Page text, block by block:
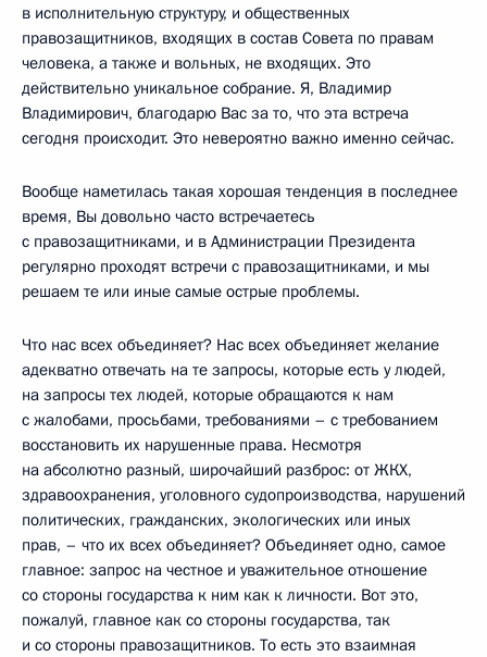
в исполнительную структуру, и общественных
правозащитников, входящих в состав Совета по правам
человека, а также и вольных, не входящих. Это
действительно уникальное собрание. Я, Владимир
Владимирович, благодарю Вас за то, что эта встреча
сегодня происходит. Это невероятно важно именно сейчас.
Вообще наметилась такая хорошая тенденция в последнее
время, Вы довольно часто встречаетесь
с правозащитниками, и в Администрации Президента
регулярно проходят встречи с правозащитниками, и мы
решаем те или иные самые острые проблемы.
Что нас всех объединяет? Нас всех объединяет желание
адекватно отвечать на те запросы, которые есть у людей,
на запросы тех людей, которые обращаются к нам
с жалобами, просьбами, требованиями – с требованием
восстановить их нарушенные права. Несмотря
на абсолютно разный, широчайший разброс: от ЖКХ,
здравоохранения, уголовного судопроизводства, нарушений
политических, гражданских, экологических или иных
прав, – что их всех объединяет? Объединяет одно, самое
главное: запрос на честное и уважительное отношение
со стороны государства к ним как к личности. Вот это,
пожалуй, главное как со стороны государства, так
и со стороны правозащитников. То есть это взаимная